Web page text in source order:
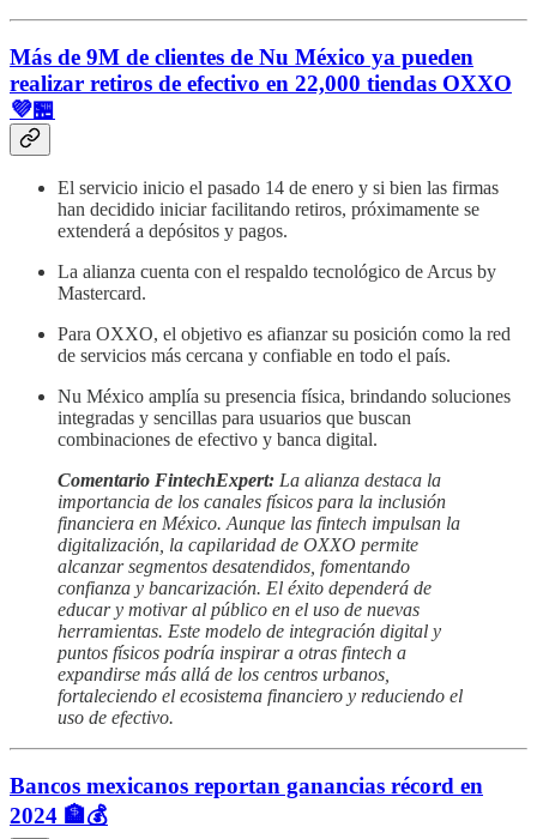
Más de 9M de clientes de Nu México ya pueden
realizar retiros de efectivo en 22,000 tiendas OXXO
💜🏪
El servicio inicio el pasado 14 de enero y si bien las firmas
han decidido iniciar facilitando retiros, próximamente se
extenderá a depósitos y pagos.
La alianza cuenta con el respaldo tecnológico de Arcus by
Mastercard.
Para OXXO, el objetivo es afianzar su posición como la red
de servicios más cercana y confiable en todo el país.
Nu México amplía su presencia física, brindando soluciones
integradas y sencillas para usuarios que buscan
combinaciones de efectivo y banca digital.
Comentario FintechExpert: La alianza destaca la
importancia de los canales físicos para la inclusión
financiera en México. Aunque las fintech impulsan la
digitalización, la capilaridad de OXXO permite
alcanzar segmentos desatendidos, fomentando
confianza y bancarización. El éxito dependerá de
educar y motivar al público en el uso de nuevas
herramientas. Este modelo de integración digital y
puntos físicos podría inspirar a otras fintech a
expandirse más allá de los centros urbanos,
fortaleciendo el ecosistema financiero y reduciendo el
uso de efectivo.
Bancos mexicanos reportan ganancias récord en
2024 🏦💰